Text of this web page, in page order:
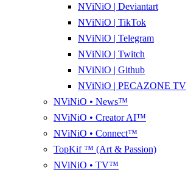
NViNiO | Deviantart
NViNiO | TikTok
NViNiO | Telegram
NViNiO | Twitch
NViNiO | Github
NViNiO | PECAZONE TV
NViNiO • News™
NViNiO • Creator AI™
NViNiO • Connect™
TopKif ™ (Art & Passion)
NViNiO • TV™